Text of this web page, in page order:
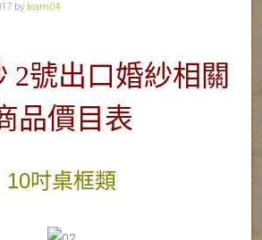
by learn04
2號出口婚紗相關
品價目表
10吋桌框類